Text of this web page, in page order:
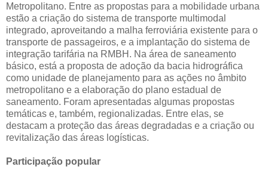
Metropolitano. Entre as propostas para a mobilidade urbana
estão a criação do sistema de transporte multimodal
integrado, aproveitando a malha ferroviária existente para o
transporte de passageiros, e a implantação do sistema de
integração tarifária na RMBH. Na área de saneamento
básico, está a proposta de adoção da bacia hidrográfica
como unidade de planejamento para as ações no âmbito
metropolitano e a elaboração do plano estadual de
saneamento. Foram apresentadas algumas propostas
temáticas e, também, regionalizadas. Entre elas, se
destacam a proteção das áreas degradadas e a criação ou
revitalização das áreas logísticas.
Participação popular